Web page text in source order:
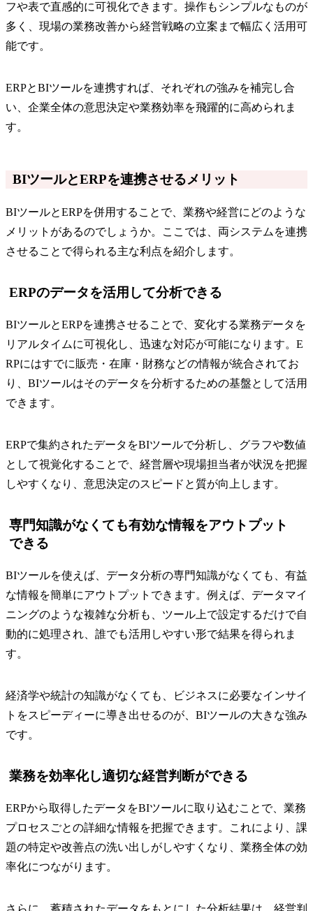
フや表で直感的に可視化できます。操作もシンプルなものが
多く、現場の業務改善から経営戦略の立案まで幅広く活用可
能です。
ERPとBIツールを連携すれば、それぞれの強みを補完し合
い、企業全体の意思決定や業務効率を飛躍的に高められま
す。
BIツールとERPを連携させるメリット
BIツールとERPを併用することで、業務や経営にどのような
メリットがあるのでしょうか。ここでは、両システムを連携
させることで得られる主な利点を紹介します。
ERPのデータを活用して分析できる
BIツールとERPを連携させることで、変化する業務データを
リアルタイムに可視化し、迅速な対応が可能になります。E
RPにはすでに販売・在庫・財務などの情報が統合されてお
り、BIツールはそのデータを分析するための基盤として活用
できます。
ERPで集約されたデータをBIツールで分析し、グラフや数値
として視覚化することで、経営層や現場担当者が状況を把握
しやすくなり、意思決定のスピードと質が向上します。
専門知識がなくても有効な情報をアウトプット
できる
BIツールを使えば、データ分析の専門知識がなくても、有益
な情報を簡単にアウトプットできます。例えば、データマイ
ニングのような複雑な分析も、ツール上で設定するだけで自
動的に処理され、誰でも活用しやすい形で結果を得られま
す。
経済学や統計の知識がなくても、ビジネスに必要なインサイ
トをスピーディーに導き出せるのが、BIツールの大きな強み
です。
業務を効率化し適切な経営判断ができる
ERPから取得したデータをBIツールに取り込むことで、業務
プロセスごとの詳細な情報を把握できます。これにより、課
題の特定や改善点の洗い出しがしやすくなり、業務全体の効
率化につながります。
さらに、蓄積されたデータをもとにした分析結果は、経営判